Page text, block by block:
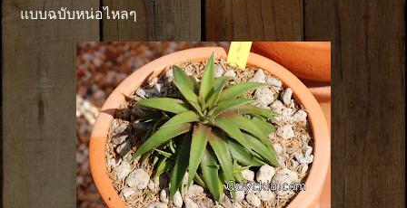
แบบฉบับหน่อไหลๆ